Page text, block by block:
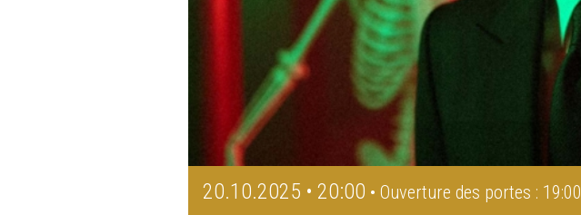
20.10.2025 • 20:00 • Ouverture des portes : 19:00